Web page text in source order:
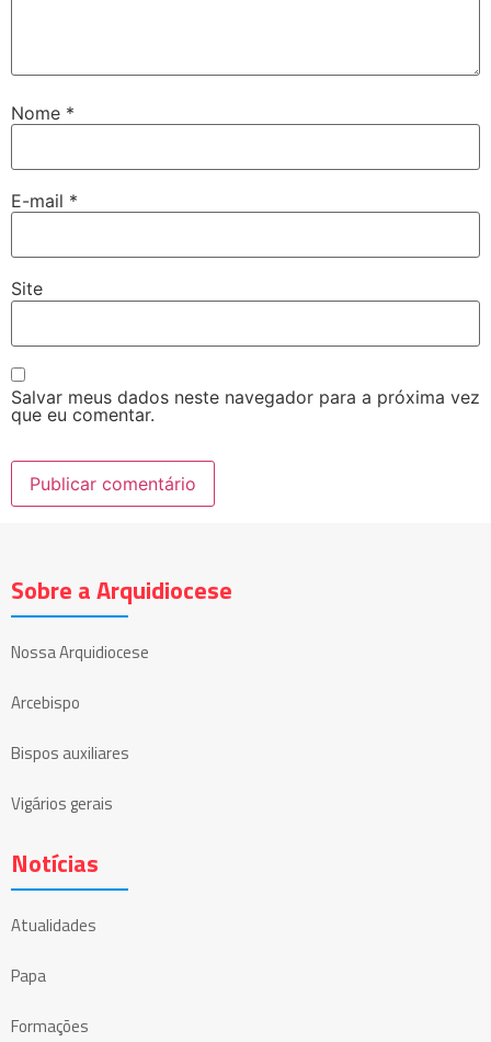
Nome *
E-mail *
Site
Salvar meus dados neste navegador para a próxima vez
que eu comentar.
Sobre a Arquidiocese
Nossa Arquidiocese
Arcebispo
Bispos auxiliares
Vigários gerais
Notícias
Atualidades
Papa
Formações